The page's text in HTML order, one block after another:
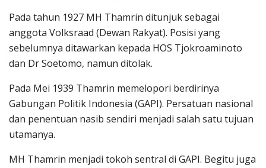
Pada tahun 1927 MH Thamrin ditunjuk sebagai
anggota Volksraad (Dewan Rakyat). Posisi yang
sebelumnya ditawarkan kepada HOS Tjokroaminoto
dan Dr Soetomo, namun ditolak.
Pada Mei 1939 Thamrin memelopori berdirinya
Gabungan Politik Indonesia (GAPI). Persatuan nasional
dan penentuan nasib sendiri menjadi salah satu tujuan
utamanya.
MH Thamrin menjadi tokoh sentral di GAPI. Begitu juga